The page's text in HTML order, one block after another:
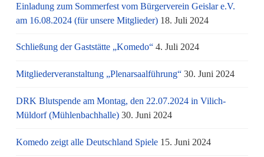
Einladung zum Sommerfest vom Bürgerverein Geislar e.V.
am 16.08.2024 (für unsere Mitglieder) 18. Juli 2024
Schließung der Gaststätte „Komedo“ 4. Juli 2024
Mitgliederveranstaltung „Plenarsaalführung“ 30. Juni 2024
DRK Blutspende am Montag, den 22.07.2024 in Vilich-
Müldorf (Mühlenbachhalle) 30. Juni 2024
Komedo zeigt alle Deutschland Spiele 15. Juni 2024